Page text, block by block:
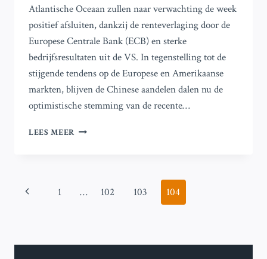
Atlantische Oceaan zullen naar verwachting de week
positief afsluiten, dankzij de renteverlaging door de
Europese Centrale Bank (ECB) en sterke
bedrijfsresultaten uit de VS. In tegenstelling tot de
stijgende tendens op de Europese en Amerikaanse
markten, blijven de Chinese aandelen dalen nu de
optimistische stemming van de recente…
LEES MEER WEKELIJKSE
HOOGTEPUNT
VERLAAGT
Paginanavigatie
Vorige
1 … 102 103 104